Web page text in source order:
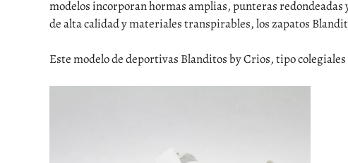
modelos incorporan hormas amplias, punteras
de alta calidad y materiales transpirables, los zapatos
Este modelo de deportivas Blanditos by Crios, tipo